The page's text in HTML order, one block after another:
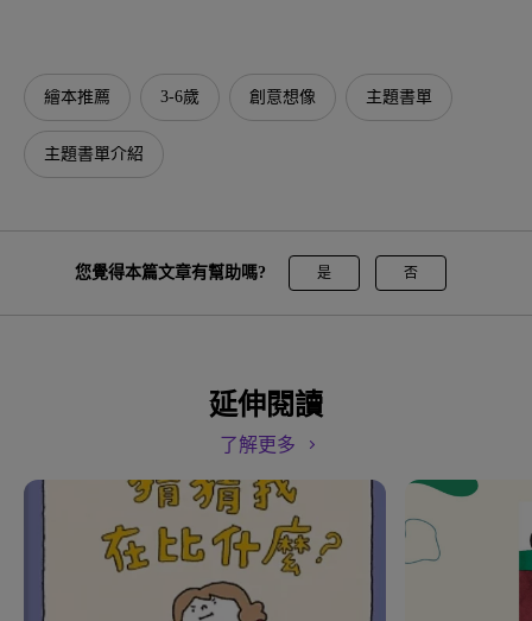
繪本推薦 3-6歲 創意想像 主題書單
主題書單介紹
您覺得本篇文章有幫助嗎? 是 否
延伸閱讀
了解更多